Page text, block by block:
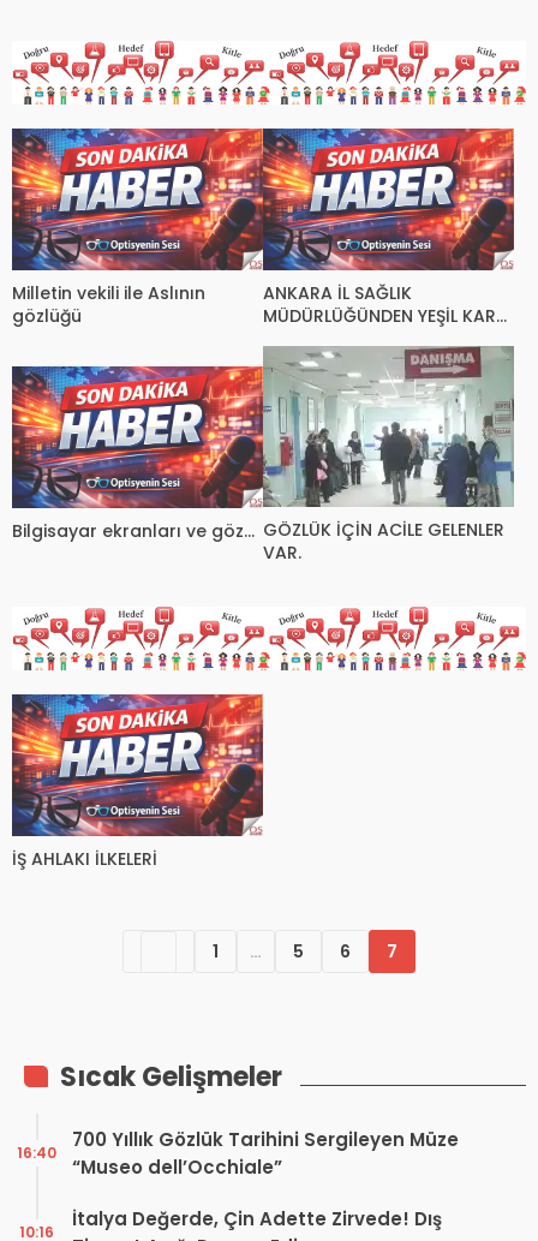
Milletin vekili ile Aslının
gözlüğü
ANKARA İL SAĞLIK
MÜDÜRLÜĞÜNDEN YEŞİL KART
Bilgisayar ekranları ve göz… GÖZLÜK İÇİN ACİLE GELENLER
VAR.
İŞ AHLAKI İLKELERİ
1 … 5 6 7
Sıcak Gelişmeler
700 Yıllık Gözlük Tarihini Sergileyen Müze
“Museo dell’Occhiale”
16:40
İtalya Değerde, Çin Adette Zirvede! Dış
10:16